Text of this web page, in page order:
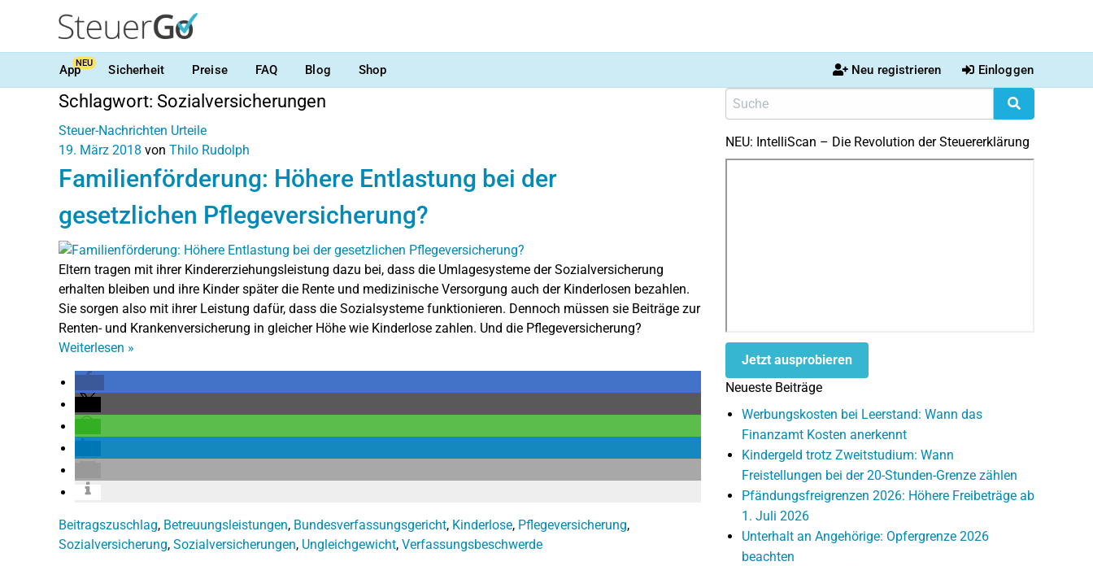
AppNEU Sicherheit Preise FAQ Blog Shop Neu registrieren Einloggen
Schlagwort: Sozialversicherungen
Steuer-Nachrichten Urteile
19. März 2018 von Thilo Rudolph
Familienförderung: Höhere Entlastung bei der
gesetzlichen Pflegeversicherung?
Eltern tragen mit ihrer Kindererziehungsleistung dazu bei, dass die Umlagesysteme der Sozialversicherung
erhalten bleiben und ihre Kinder später die Rente und medizinische Versorgung auch der Kinderlosen bezahlen.
Sie sorgen also mit ihrer Leistung dafür, dass die Sozialsysteme funktionieren. Dennoch müssen sie Beiträge zur
Renten- und Krankenversicherung in gleicher Höhe wie Kinderlose zahlen. Und die Pflegeversicherung?
Weiterlesen »
Beitragszuschlag, Betreuungsleistungen, Bundesverfassungsgericht, Kinderlose, Pflegeversicherung,
Sozialversicherung, Sozialversicherungen, Ungleichgewicht, Verfassungsbeschwerde
NEU: IntelliScan – Die Revolution der Steuererklärung
Jetzt ausprobieren
Neueste Beiträge
Werbungskosten bei Leerstand: Wann das
Finanzamt Kosten anerkennt
Kindergeld trotz Zweitstudium: Wann
Freistellungen bei der 20-Stunden-Grenze zählen
Pfändungsfreigrenzen 2026: Höhere Freibeträge ab
1. Juli 2026
Unterhalt an Angehörige: Opfergrenze 2026
beachten